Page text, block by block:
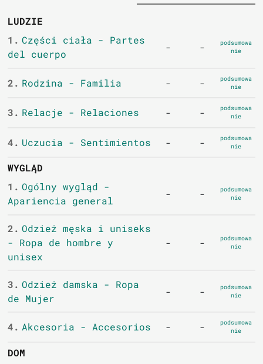
LUDZIE
1. Części ciała - Partes
del cuerpo
- -
podsumowa
nie
2. Rodzina - Familia - -
podsumowa
nie
3. Relacje - Relaciones - -
podsumowa
nie
4. Uczucia - Sentimientos - -
podsumowa
nie
WYGLĄD
1. Ogólny wygląd -
Apariencia general
- -
podsumowa
nie
2. Odzież męska i uniseks
- Ropa de hombre y
unisex
- -
podsumowa
nie
3. Odzież damska - Ropa
de Mujer
- -
podsumowa
nie
4. Akcesoria - Accesorios - -
podsumowa
nie
DOM